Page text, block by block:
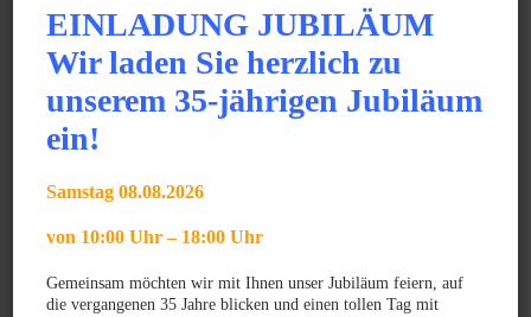
Gratulation zum GPCert Emergency Medicine &
Surgery
Gratulation zum Fachtierarzt für Chirurgie der
Kleintiere
MÄRZ 2025
Care
EINLADUNG JUBILÄUM
Wir laden Sie herzlich zu
unserem 35-jährigen Jubiläum
ein!
Samstag 08.08.2026
von 10:00 Uhr – 18:00 Uhr
Gemeinsam möchten wir mit Ihnen unser Jubiläum feiern, auf
die vergangenen 35 Jahre blicken und einen tollen Tag mit